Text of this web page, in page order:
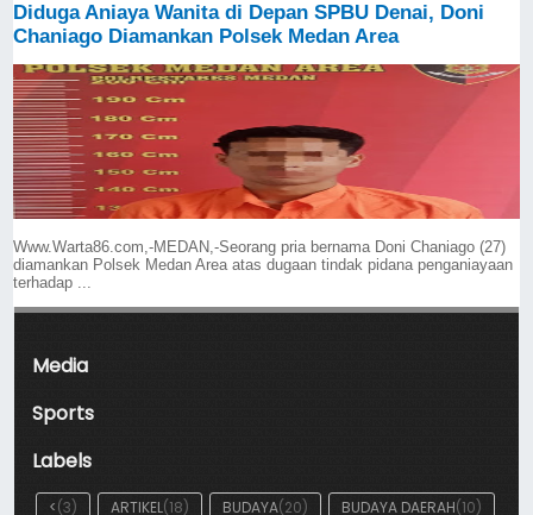
Diduga Aniaya Wanita di Depan SPBU Denai, Doni
Chaniago Diamankan Polsek Medan Area
Www.Warta86.com,-MEDAN,-Seorang pria bernama Doni Chaniago (27)
diamankan Polsek Medan Area atas dugaan tindak pidana penganiayaan
terhadap ...
Media
Sports
Labels
<(3) ARTIKEL(18) BUDAYA(20) BUDAYA DAERAH(10)